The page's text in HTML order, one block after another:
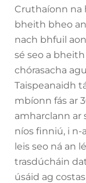
Cruthaíonn na
bheith bheo
nach bhfuil
sé seo a
chórasacha
Taispeanaidh
mbíonn fás ar
amharclann ar
níos finniú, i n-
leis seo ná an
trasdúcháin
úsáid ag